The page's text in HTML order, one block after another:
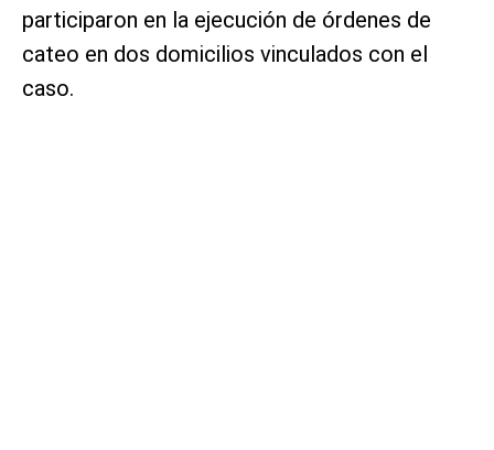
participaron en la ejecución de órdenes de
cateo en dos domicilios vinculados con el
caso.